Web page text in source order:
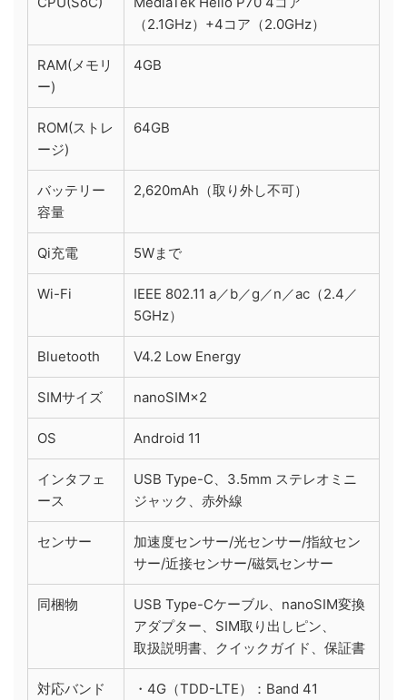
（2.1GHz）+4コア（2.0GHz）
RAM(メモリ
ー)
4GB
ROM(ストレ
ージ)
64GB
バッテリー
容量
2,620mAh（取り外し不可）
Qi充電 5Wまで
Wi-Fi
IEEE 802.11 a／b／g／n／ac（2.4／
5GHz）
Bluetooth V4.2 Low Energy
SIMサイズ nanoSIM×2
OS Android 11
インタフェ
ース
USB Type-C、3.5mm ステレオミニ
ジャック、赤外線
センサー
加速度センサー/光センサー/指紋セン
サー/近接センサー/磁気センサー
同梱物
USB Type-Cケーブル、nanoSIM変換
アダプター、SIM取り出しピン、
取扱説明書、クイックガイド、保証書
対応バンド
・4G（TDD-LTE）：Band 41